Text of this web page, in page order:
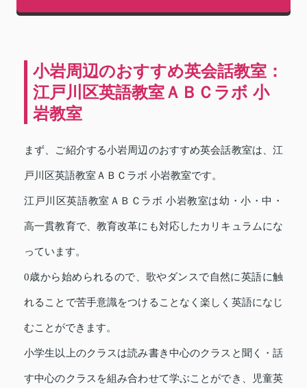
小岩周辺のおすすめ英会話教室：
江戸川区英語教室ＡＢＣラボ 小
岩教室
まず、ご紹介する小岩周辺のおすすめ英会話教室は、江
戸川区英語教室ＡＢＣラボ 小岩教室です。
江戸川区英語教室ＡＢＣラボ 小岩教室は幼・小・中・
高一貫教育で、教育改革にも対応したカリキュラムにな
っています。
0歳から始められるので、歌やダンスで自然に英語に触
れることで苦手意識をつけることなく楽しく英語になじ
むことができます。
小学生以上のクラスは読み書き中心のクラスと聞く・話
す中心のクラスを組み合わせて学ぶことができ、児童英